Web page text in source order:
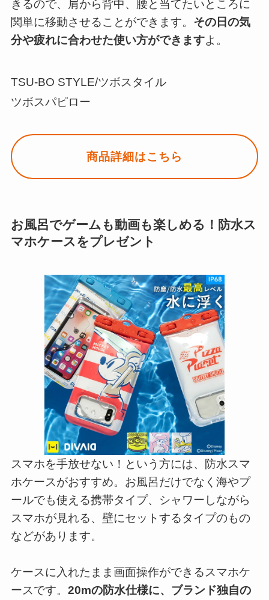
きるので、肩から背中、腰と当てたいところに
関単に移動させることができます。 その日の気
分や疲れに合わせた使い方ができますよ。
TSU-BO STYLE/ツボスタイル
ツボスパピロー
商品詳細はこちら
お風呂でゲームも動画も楽しめる！防水ス
マホケースをプレゼント
スマホを手放せない！という方には、防水スマ
ホケースがおすすめ。お風呂だけでなく海やプ
ールでも使える携帯タイプ、シャワーしながら
スマホが見れる、壁にセットするタイプのもの
などがあります。
ケースに入れたまま画面操作ができるスマホケ
ースです。 20mの防水仕様に、ブランド独自の